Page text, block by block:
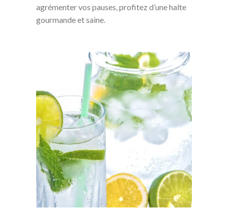
agrémenter vos pauses, profitez d’une halte
gourmande et saine.